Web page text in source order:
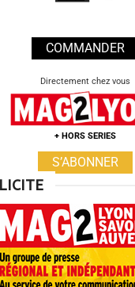
COMMANDER
Directement chez vous
+ HORS SERIES
S’ABONNER